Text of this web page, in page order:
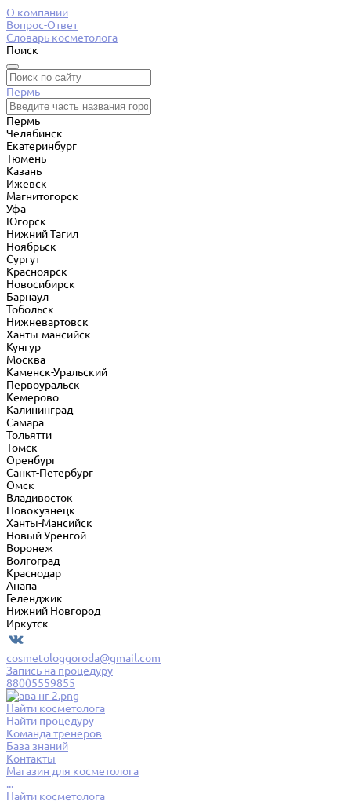
О компании
Вопрос-Ответ
Словарь косметолога
Поиск
Пермь
Пермь
Челябинск
Екатеринбург
Тюмень
Казань
Ижевск
Магнитогорск
Уфа
Югорск
Нижний Тагил
Ноябрьск
Сургут
Красноярск
Новосибирск
Барнаул
Тобольск
Нижневартовск
Ханты-мансийск
Кунгур
Москва
Каменск-Уральский
Первоуральск
Кемерово
Калининград
Самара
Тольятти
Томск
Оренбург
Санкт-Петербург
Омск
Владивосток
Новокузнецк
Ханты-Мансийск
Новый Уренгой
Воронеж
Волгоград
Краснодар
Анапа
Геленджик
Нижний Новгород
Иркутск
cosmetologgoroda@gmail.com
Запись на процедуру
88005559855
Найти косметолога
Найти процедуру
Команда тренеров
База знаний
Контакты
Магазин для косметолога
...
Найти косметолога